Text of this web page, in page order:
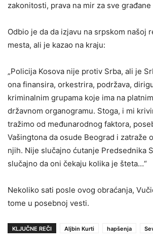
zakonitosti, prava na mir za sve građane
Odbio je da da izjavu na srpskom našoj
mesta, ali je kazao na kraju:
„Policija Kosova nije protiv Srba, ali je
ona finansira, orkestrira, podržava,
kriminalnim grupama koje ima na
državnom organogramu. Stoga, i mi
tražimo od međunarodnog faktora,
Vašingtona da osude Beograd i zatraže
njih. Nije slučajno ćutanje Predsednika
slučajno da oni čekaju kolika je šteta…“
Nekoliko sati posle ovog obraćanja,
tome u posebnoj vesti.
KLJUČNE REČI Aljbin Kurti hapšenja